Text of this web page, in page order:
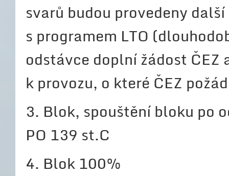
svarů budou provedeny
s programem LTO
odstávce doplní žádost
k provozu, o které ČEZ
3. Blok, spouštění bloku po
PO 139 st.C
4. Blok 100%